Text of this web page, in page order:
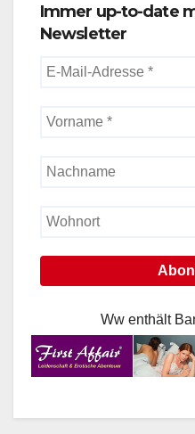
Immer up-to-date
Newsletter
Ww enthält